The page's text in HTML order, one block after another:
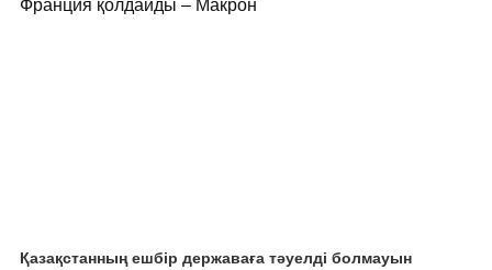
Қазақстанның ешбір державаға тәуелді болмауын